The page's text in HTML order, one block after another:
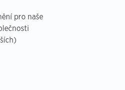
pro naše